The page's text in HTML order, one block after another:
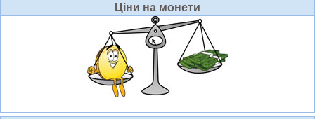
Ціни на монети